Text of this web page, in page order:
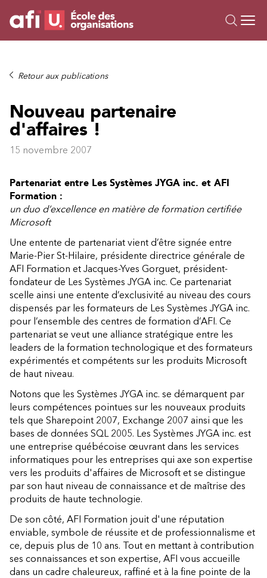
Formations
Sur mesure
À propos
Ressources
Retour aux publications
Nouveau partenaire
d'affaires !
15 novembre 2007
Partenariat entre Les Systèmes JYGA inc. et AFI
Formation :
un duo d’excellence en matière de formation certifiée
Microsoft
Une entente de partenariat vient d’être signée entre
Marie-Pier St-Hilaire, présidente directrice générale de
AFI Formation et Jacques-Yves Gorguet, président-
fondateur de Les Systèmes JYGA inc. Ce partenariat
scelle ainsi une entente d’exclusivité au niveau des cours
dispensés par les formateurs de Les Systèmes JYGA inc.
pour l’ensemble des centres de formation d’AFI. Ce
partenariat se veut une alliance stratégique entre les
leaders de la formation technologique et des formateurs
expérimentés et compétents sur les produits Microsoft
de haut niveau.
Notons que les Systèmes JYGA inc. se démarquent par
leurs compétences pointues sur les nouveaux produits
tels que Sharepoint 2007, Exchange 2007 ainsi que les
bases de données SQL 2005. Les Systèmes JYGA inc. est
une entreprise québécoise œuvrant dans les services
informatiques pour les entreprises qui axe son expertise
vers les produits d'affaires de Microsoft et se distingue
par son haut niveau de connaissance et de maîtrise des
produits de haute technologie.
De son côté, AFI Formation jouit d'une réputation
enviable, symbole de réussite et de professionnalisme et
ce, depuis plus de 10 ans. Tout en mettant à contribution
ses connaissances et son expertise, AFI vous accueille
dans un cadre chaleureux, raffiné et à la fine pointe de la